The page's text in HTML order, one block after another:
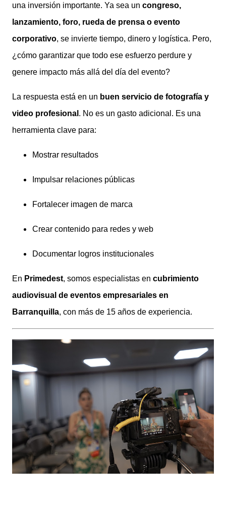
una inversión importante. Ya sea un congreso,
lanzamiento, foro, rueda de prensa o evento
corporativo, se invierte tiempo, dinero y logística. Pero,
¿cómo garantizar que todo ese esfuerzo perdure y
genere impacto más allá del día del evento?
La respuesta está en un buen servicio de fotografía y
video profesional . No es un gasto adicional. Es una
herramienta clave para:
Mostrar resultados
Impulsar relaciones públicas
Fortalecer imagen de marca
Crear contenido para redes y web
Documentar logros institucionales
En Primedest, somos especialistas en cubrimiento
audiovisual de eventos empresariales en
Barranquilla, con más de 15 años de experiencia.